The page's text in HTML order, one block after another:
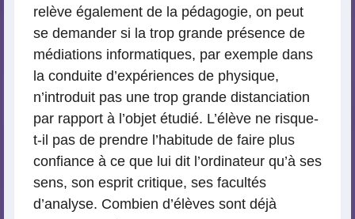
relève également de la pédagogie, on peut
se demander si la trop grande présence de
médiations informatiques, par exemple dans
la conduite d’expériences de physique,
n’introduit pas une trop grande distanciation
par rapport à l’objet étudié. L’élève ne risque-
t-il pas de prendre l’habitude de faire plus
confiance à ce que lui dit l’ordinateur qu’à ses
sens, son esprit critique, ses facultés
d’analyse. Combien d’élèves sont déjà